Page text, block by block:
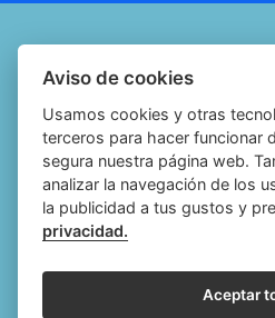
Política de cookies
Política de privacidad
Aviso legal
Configurar cookies
Aviso de cookies
Usamos cookies y otras
terceros para hacer funcionar
segura nuestra página web.
analizar la navegación de los
la publicidad a tus gustos y
privacidad.
Aceptar